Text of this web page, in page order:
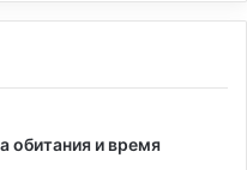
обитания и время